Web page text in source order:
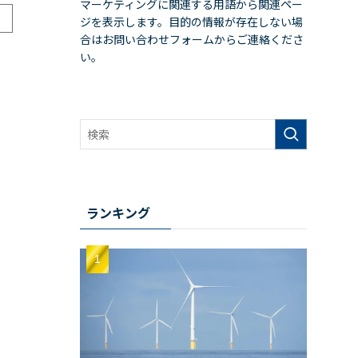
マーケティングに関連する用語から関連ペー
ジを表示します。目的の情報が存在しない場
合はお問い合わせフォームからご連絡くださ
い。
ランキング